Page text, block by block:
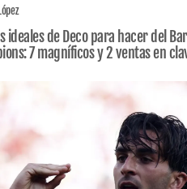
ideales de Deco para hacer del
7 magníficos y 2 ventas en